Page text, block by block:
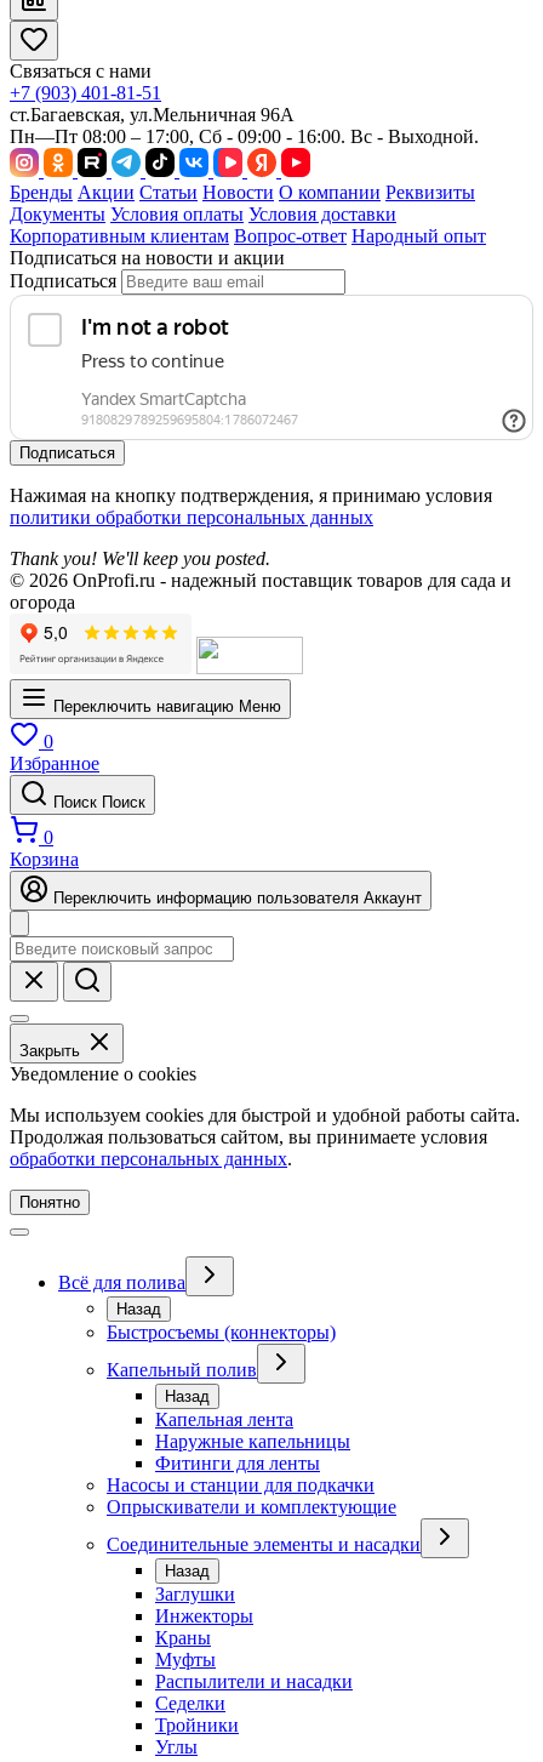
Связаться с нами
+7 (903) 401-81-51
ст.Багаевская, ул.Мельничная 96А
Пн—Пт 08:00 – 17:00, Сб - 09:00 - 16:00. Вс - Выходной.
Бренды Акции Статьи Новости О компании Реквизиты
Документы Условия оплаты Условия доставки
Корпоративным клиентам Вопрос-ответ Народный опыт
Подписаться на новости и акции
Подписаться
Подписаться
Нажимая на кнопку подтверждения, я принимаю условия
политики обработки персональных данных
Thank you! We'll keep you posted.
© 2026 OnProfi.ru - надежный поставщик товаров для сада и
огорода
Переключить навигацию Меню
0
Избранное
Поиск Поиск
0
Корзина
Переключить информацию пользователя Аккаунт
Закрыть
Уведомление о cookies
Мы используем cookies для быстрой и удобной работы сайта.
Продолжая пользоваться сайтом, вы принимаете условия
обработки персональных данных.
Понятно
Всё для полива
Назад
Быстросъемы (коннекторы)
Капельный полив
Назад
Капельная лента
Наружные капельницы
Фитинги для ленты
Насосы и станции для подкачки
Опрыскиватели и комплектующие
Соединительные элементы и насадки
Назад
Заглушки
Инжекторы
Краны
Муфты
Распылители и насадки
Седелки
Тройники
Углы